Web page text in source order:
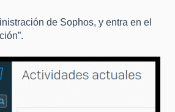
de Sophos, y entra en el